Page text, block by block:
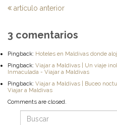
artículo anterior
3 comentarios
Pingback: Hoteles en Maldivas donde
Pingback: Viajar a Maldivas | Un viaje
Inmaculada - Viajar a Maldivas
Pingback: Viajar a Maldivas | Buceo
Viajar a Maldivas
Comments are closed.